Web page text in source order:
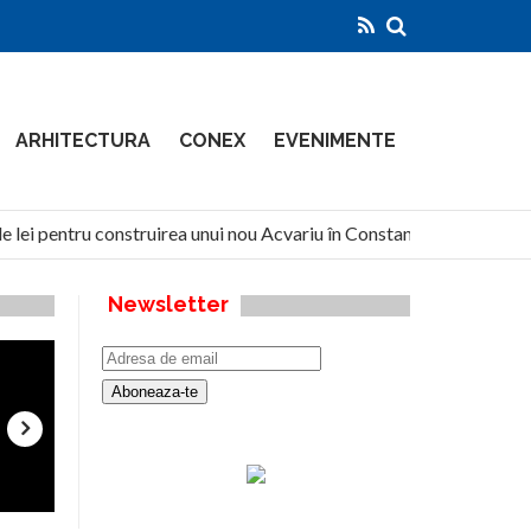
ARHITECTURA CONEX EVENIMENTE
pentru construirea unui nou Acvariu în Constanța
Newsletter